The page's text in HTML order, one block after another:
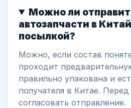
Можно ли
автозапчасти в
посылкой?
Можно, если состав
проходит
правильно упакована и
получателя в Китае.
согласовать отправление.